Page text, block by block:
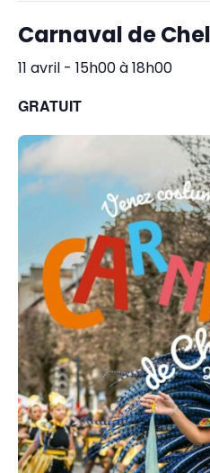
Carnaval de
11 avril - 15h00à18h00
GRATUIT